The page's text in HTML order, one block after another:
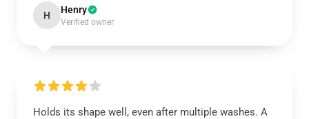
H Henry
Verified owner
Holds its shape well, even after multiple washes. A